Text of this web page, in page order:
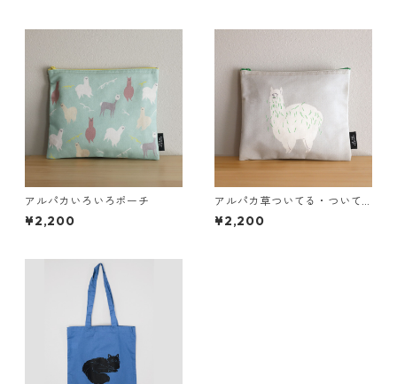
アルパカいろいろポーチ
¥2,200
アルパカ草ついてる・ついて
ないポーチ
¥2,200